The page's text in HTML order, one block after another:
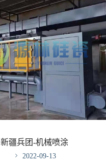
新疆兵团-机械喷涂
 2022-09-13